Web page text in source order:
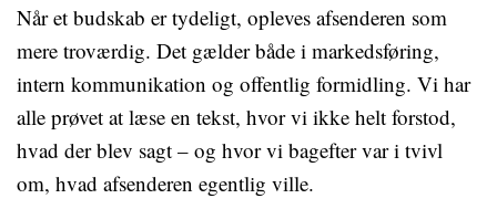
Når et budskab er tydeligt, opleves afsenderen som
mere troværdig. Det gælder både i markedsføring,
intern kommunikation og offentlig formidling. Vi har
alle prøvet at læse en tekst, hvor vi ikke helt forstod,
hvad der blev sagt – og hvor vi bagefter var i tvivl
om, hvad afsenderen egentlig ville.